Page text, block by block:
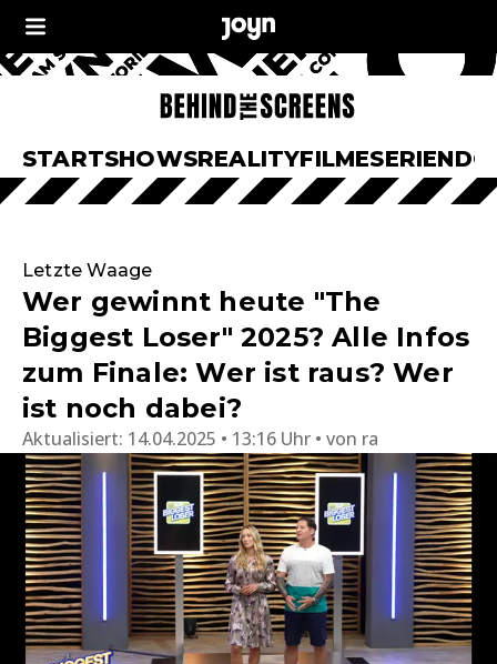
STARTSHOWSREALITYFILMESERIEN
Letzte Waage
Wer gewinnt heute "The
Biggest Loser" 2025? Alle Infos
zum Finale: Wer ist raus? Wer
ist noch dabei?
Aktualisiert: 14.04.2025 • 13:16 Uhr von ra